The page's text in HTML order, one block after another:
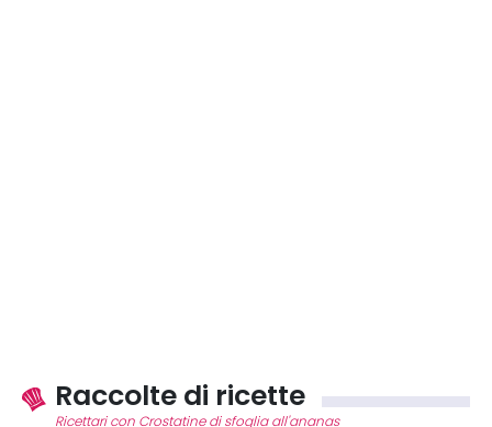
Raccolte di ricette
Ricettari con Crostatine di sfoglia all'ananas